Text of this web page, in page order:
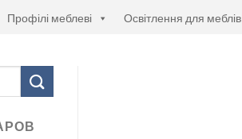
Профілі меблеві Освітлення для меблів